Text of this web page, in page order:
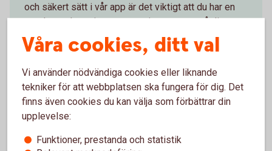
och säkert sätt i vår app är det viktigt att du har en
uppdaterad version av operativsystemet på din
mobil eller surfplatta.
enheter
Våra cookies, ditt val
Vi använder nödvändiga cookies eller liknande
tekniker för att webbplatsen ska fungera för dig. Det
finns även cookies du kan välja som förbättrar din
upplevelse:
Funktioner, prestanda och statistik